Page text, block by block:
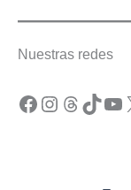
Nuestras redes
Facebook Instagram Threads TikTok YouTube